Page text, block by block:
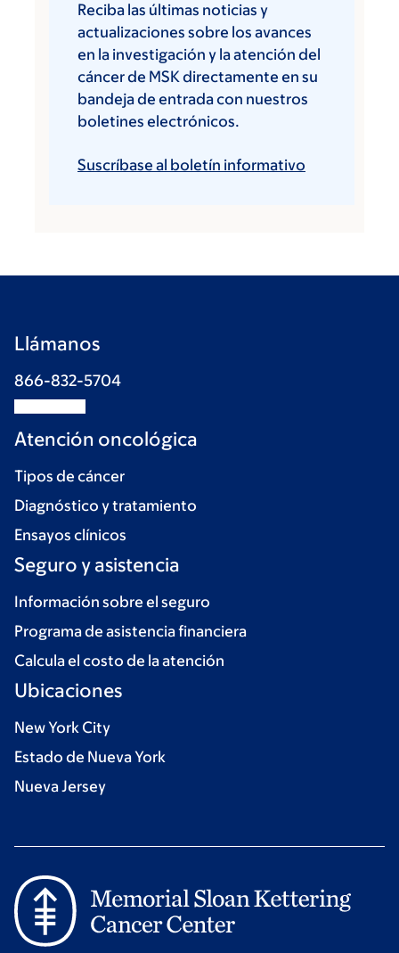
Reciba las últimas noticias y
actualizaciones sobre los avances
en la investigación y la atención del
cáncer de MSK directamente en su
bandeja de entrada con nuestros
boletines electrónicos.
Suscríbase al boletín informativo
Llámanos
866-832-5704
Atención oncológica
Tipos de cáncer
Diagnóstico y tratamiento
Ensayos clínicos
Seguro y asistencia
Información sobre el seguro
Programa de asistencia financiera
Calcula el costo de la atención
Ubicaciones
New York City
Estado de Nueva York
Nueva Jersey